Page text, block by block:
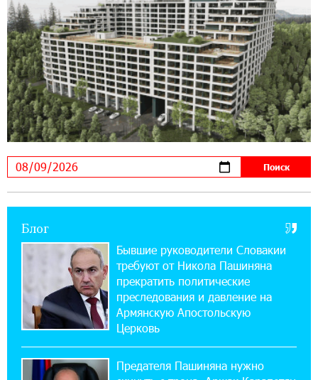
Ucom и FPWC обеспечат круглосуточный
мониторинг дикой природы в Гнишике с
помощью солнечной энергии
22:41:05 3-08-2026
Idram и IDBank - рядом со стартапами на
Seaside Startup Summit
10:12:55 3-08-2026
В мобильном приложении Юнибанка теперь
можно зарегистрироваться также с помощью
«Бесплатные бонусы в играх»: IDBank
предупреждает о кибератаках на школьников
11:21:15 31-07-2026
ЕАЭС со временем будет расширяться. Когда-
нибудь это поймёт и рядовой армянин, но
11:03:52 31-07-2026
Блог
Бывшие руководители Словакии
требуют от Никола Пашиняна
прекратить политические
преследования и давление на
Армянскую Апостольскую
Церковь
Предателя Пашиняна нужно